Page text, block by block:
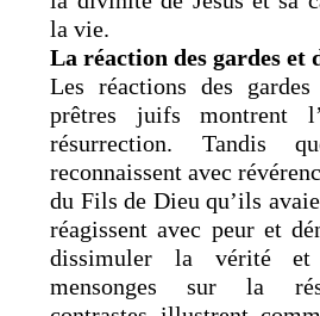
la vie.
La réaction des gardes et
Les réactions des
prêtres juifs montrent
résurrection. Tandis
reconnaissent avec
du Fils de Dieu qu’ils
réagissent avec peur et
dissimuler la vérité et
mensonges sur la